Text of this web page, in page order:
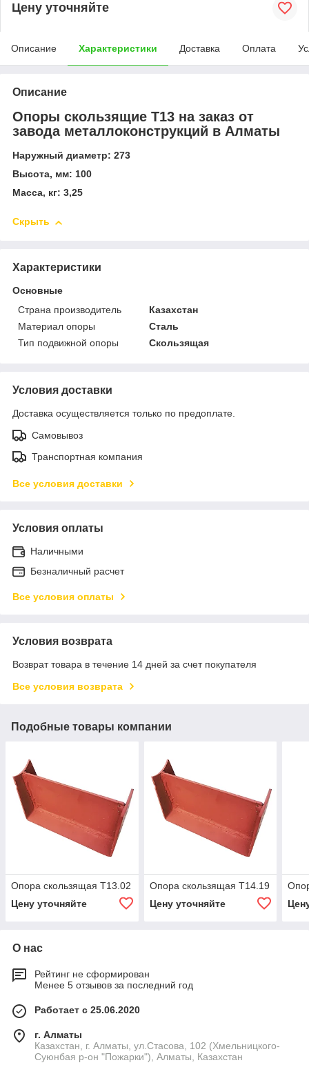
Цену уточняйте
Описание Характеристики Доставка Оплата
Описание
Опоры скользящие Т13 на заказ от
завода металлоконструкций в Алматы
Наружный диаметр: 273
Высота, мм: 100
Масса, кг: 3,25
Скрыть
Характеристики
Основные
Страна производитель
Казахстан
Материал опоры
Сталь
Тип подвижной опоры
Скользящая
Условия доставки
Доставка осуществляется только по предоплате.
Самовывоз
Транспортная компания
Все условия доставки
Условия оплаты
Наличными
Безналичный расчет
Все условия оплаты
Условия возврата
Возврат товара в течение 14 дней за счет покупателя
Все условия возврата
Подобные товары компании
Опора скользящая Т13.02
Цену уточняйте
Опора скользящая Т14.19
Цену уточняйте
О нас
Рейтинг не сформирован
Менее 5 отзывов за последний год
Работает с 25.06.2020
г. Алматы
Казахстан, г. Алматы, ул.Стасова, 102 (Хмельницкого-
Суюнбая р-он "Пожарки"), Алматы, Казахстан